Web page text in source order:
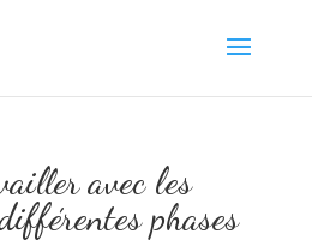
avec les
phases